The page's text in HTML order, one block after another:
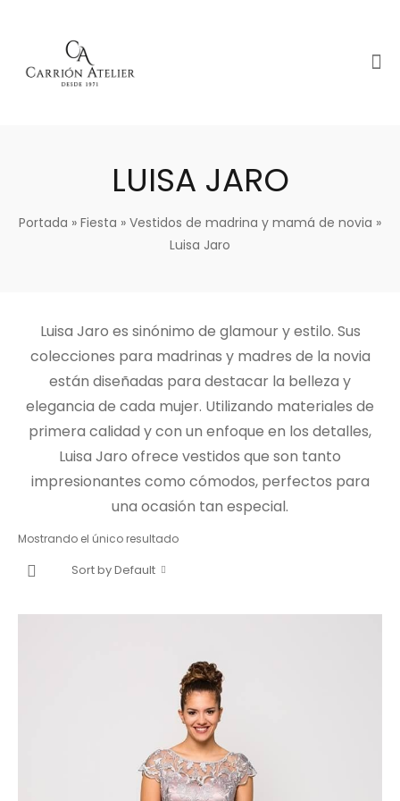
LUISA JARO
Portada » Fiesta » Vestidos de madrina y mamá de novia »
Luisa Jaro
Luisa Jaro es sinónimo de glamour y estilo. Sus
colecciones para madrinas y madres de la novia
están diseñadas para destacar la belleza y
elegancia de cada mujer. Utilizando materiales de
primera calidad y con un enfoque en los detalles,
Luisa Jaro ofrece vestidos que son tanto
impresionantes como cómodos, perfectos para
una ocasión tan especial.
Mostrando el único resultado
Sort by Default